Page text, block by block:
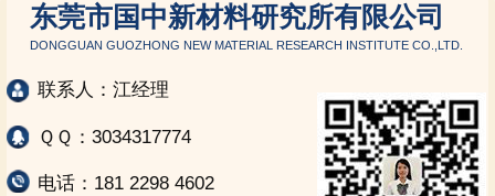
东莞市国中新材料研究所有限公司
DONGGUAN GUOZHONG NEW MATERIAL RESEARCH INSTITUTE CO.,LTD.
联系人：江经理
ＱＱ：3034317774
电话：181 2298 4602